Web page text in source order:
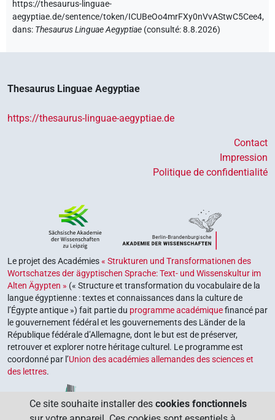
https://thesaurus-linguae-
aegyptiae.de/sentence/token/ICUBeOo4mrFXy0nVvAStwC5Cee4,
dans: Thesaurus Linguae Aegyptiae (consulté:8.8.2026)
Thesaurus Linguae Aegyptiae
https://thesaurus-linguae-aegyptiae.de
Contact
Impression
Politique de confidentialité
Le projet des Académies« Strukturen und Transformationen des
Wortschatzes der ägyptischen Sprache: Text- und Wissenskultur im
Alten Ägypten » (« Structure et transformation du vocabulaire de la
langue égyptienne : textes et connaissances dans la culture de
l’Égypte antique ») fait partie du programme académiquefinancé par
le gouvernement fédéral et les gouvernements des Länder de la
République fédérale d’Allemagne, dont le but est de préserver,
retrouver et explorer notre héritage culturel. Le programme est
coordonné par l’Union des académies allemandes des sciences et
des lettres.
Ce site souhaite installer des cookies fonctionnels